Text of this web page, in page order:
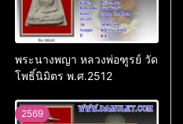
พระนางพญา หลวงพ่อฑูรย์ วัด
โพธิ์นิมิตร พ.ศ.2512
2569